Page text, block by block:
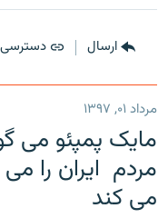
ارسال
مرداد ۰۱, ۱۳۹۷
مایک پمپئو می
مردم ایران را
می کند